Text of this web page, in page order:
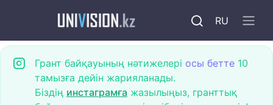
RU
Грант байқауының нәтижелері осы бетте 10
тамызға дейін жарияланады.
Біздің инстаграмға жазылыңыз, гранттық